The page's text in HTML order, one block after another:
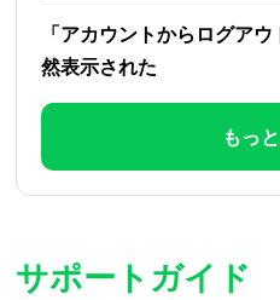
「アカウントからログア
然表示された
もっ
サポートガイド